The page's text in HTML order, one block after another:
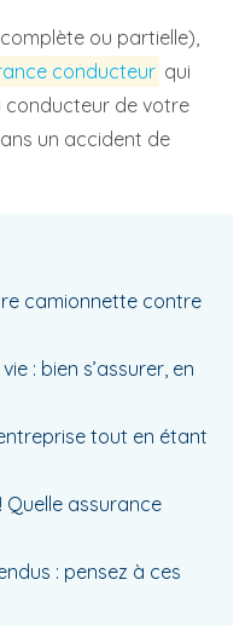
ou partielle),
conducteur qui
conducteur de votre
un accident de
camionnette contre
: bien s’assurer, en
tout en étant
Quelle assurance
: pensez à ces